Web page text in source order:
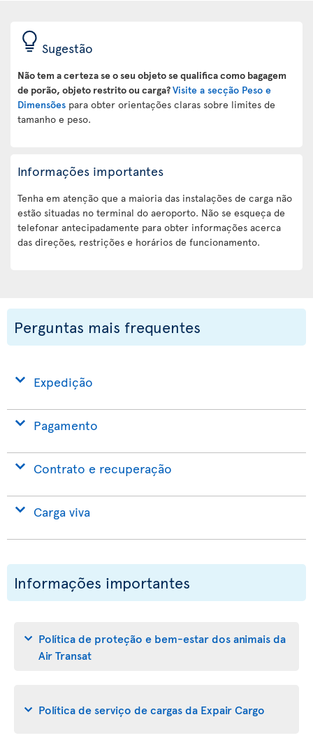
Sugestão
Não tem a certeza se o seu objeto se qualifica como bagagem
de porão, objeto restrito ou carga?Visite a secção Peso e
Dimensões para obter orientações claras sobre limites de
tamanho e peso.
Informações importantes
Tenha em atenção que a maioria das instalações de carga não
estão situadas no terminal do aeroporto. Não se esqueça de
telefonar antecipadamente para obter informações acerca
das direções, restrições e horários de funcionamento.
Perguntas mais frequentes
Expedição
Pagamento
Contrato e recuperação
Carga viva
Informações importantes
Política de proteção e bem-estar dos animais da
Air Transat
Política de serviço de cargas da Expair Cargo